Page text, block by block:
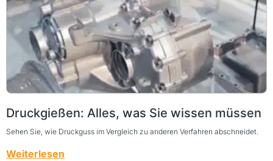
Druckgießen: Alles, was Sie wissen müssen
Sehen Sie, wie Druckguss im Vergleich zu anderen Verfahren abschneidet.
Weiterlesen